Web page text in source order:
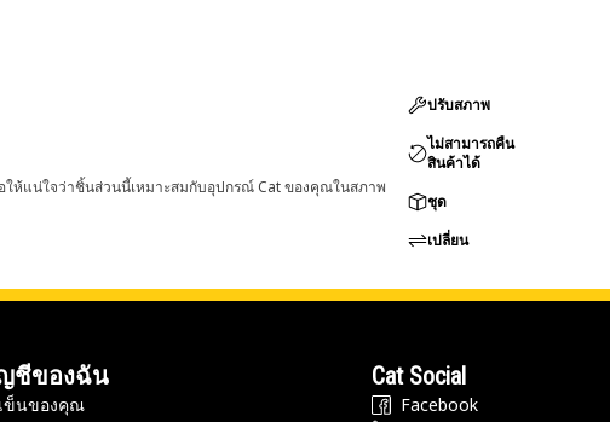
ห้แน่ใจว่าชิ้นส่วนนี้เหมาะสมกับอุปกรณ์ Cat ของคุณในสภาพ
ปรับสภาพ
ไม่สามารถคืน
สินค้าได้
ชุด
เปลี่ยน
ชีของฉัน
ข็นของคุณ
Cat Social
Facebook